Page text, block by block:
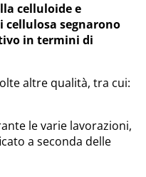
celluloide e
cellulosa segnarono
in termini di
altre qualità, tra cui:
le varie lavorazioni,
a seconda delle